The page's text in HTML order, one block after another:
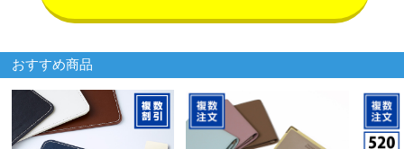
おすすめ商品